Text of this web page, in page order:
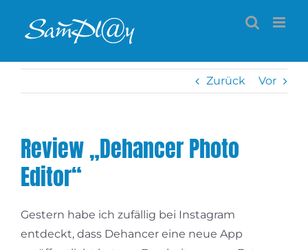
Inhalt
Zurück Vor
Review „Dehancer Photo
Editor“
Gestern habe ich zufällig bei Instagram
entdeckt, dass Dehancer eine neue App